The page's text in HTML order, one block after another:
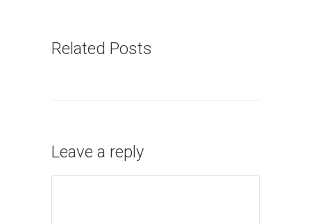
Related Posts
Leave a reply